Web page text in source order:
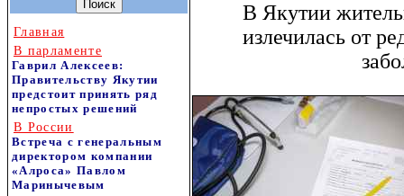
Главная
В парламенте
Гаврил Алексеев:
Правительству Якутии
предстоит принять ряд
непростых решений
В России
Встреча с генеральным
директором компании
«Алроса» Павлом
Маринычевым
В Якутии
излечилась от